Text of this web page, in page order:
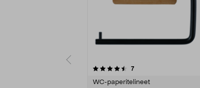
7arvostelut
WC-paperitelineet
4.5 viidestä